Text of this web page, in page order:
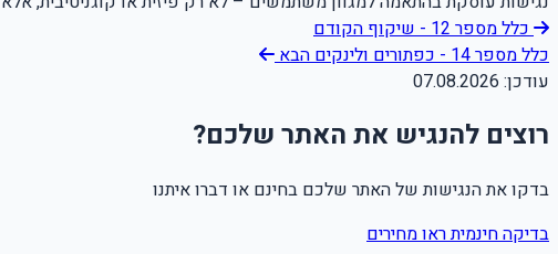
כלל מספר 12 - שיקוף
הקודם
כלל מספר 14 - כפתורים ולינקים
הבא
עודכן: 07.08.2026
רוצים להנגיש את האתר שלכם?
בדקו את הנגישות של האתר שלכם בחינם או דברו איתנו
בדיקה חינמיתראו מחירים